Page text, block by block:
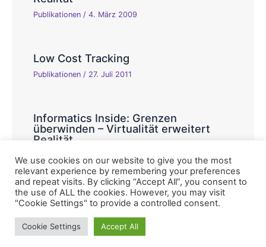
Publikationen /4. März 2009
Low Cost Tracking
Publikationen / 27. Juli 2011
Informatics Inside: Grenzen
überwinden – Virtualität erweitert
Realität
Publikationen 4. Februar 2012
Reutlingen, Fakultät Informatik |
We use cookies on our website to give you the most
relevant experience by remembering your preferences
and repeat visits. By clicking “Accept All”, you consent to
the use of ALL the cookies. However, you may visit
"Cookie Settings" to provide a controlled consent.
Cookie Settings Accept All